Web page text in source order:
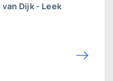
Dijk - Leek